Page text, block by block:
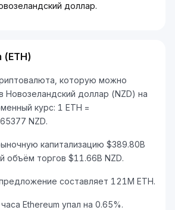
доллар.
(ETH)
которую можно
Новозеландский доллар (NZD) на
курс: 1 ETH =
NZD.
капитализацию $389.80B
объём торгов $11.66B NZD.
составляет 121M ETH.
Ethereum упал на 0.65%.